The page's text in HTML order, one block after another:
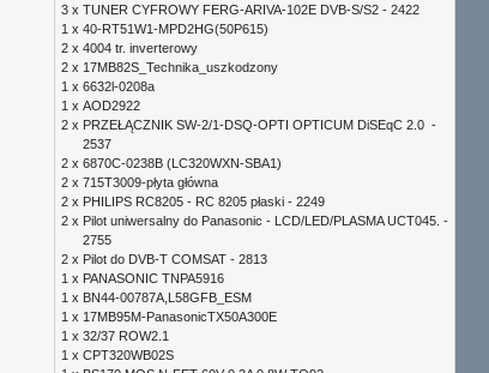
3 x TUNER CYFROWY FERG-ARIVA-102E DVB-S/S2 - 2422
1 x 40-RT51W1-MPD2HG(50P615)
2 x 4004 tr. inverterowy
2 x 17MB82S_Technika_uszkodzony
1 x 6632l-0208a
1 x AOD2922
2 x PRZEŁĄCZNIK SW-2/1-DSQ-OPTI OPTICUM DiSEqC 2.0 -
2537
2 x 6870C-0238B (LC320WXN-SBA1)
2 x 715T3009-płyta główna
2 x PHILIPS RC8205 - RC 8205 płaski - 2249
2 x Pilot uniwersalny do Panasonic - LCD/LED/PLASMA UCT045. -
2755
2 x Pilot do DVB-T COMSAT - 2813
1 x PANASONIC TNPA5916
1 x BN44-00787A,L58GFB_ESM
1 x 17MB95M-PanasonicTX50A300E
1 x 32/37 ROW2.1
1 x CPT320WB02S